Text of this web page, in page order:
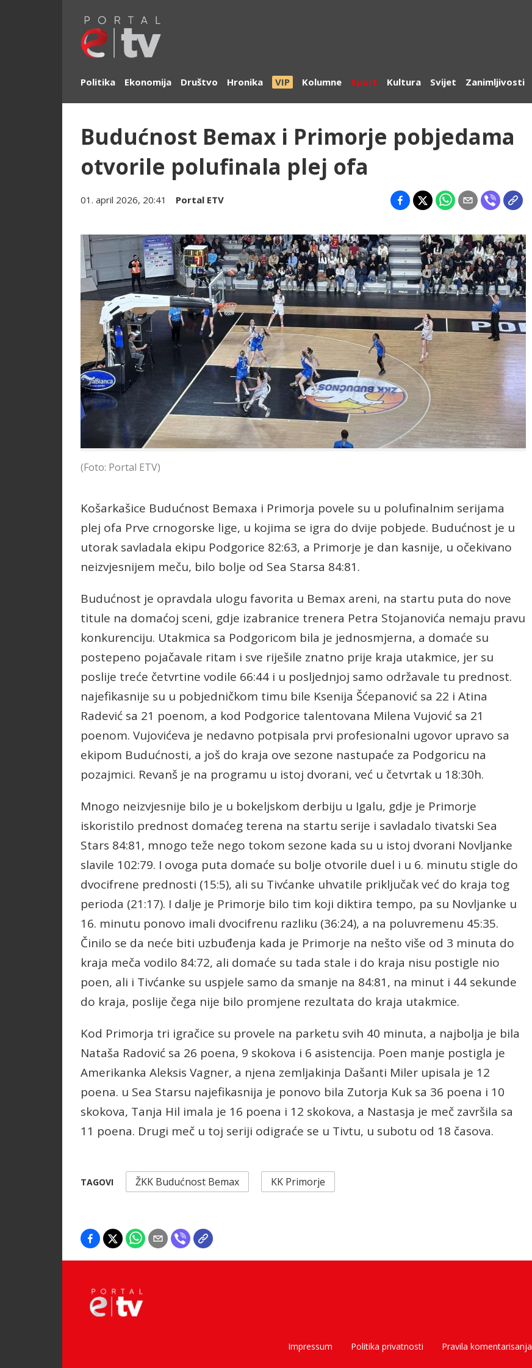
Politika Ekonomija Društvo Hronika VIP Kolumne Sport Kultura Svijet Zanimljivosti
Budućnost Bemax i Primorje pobjedama
otvorile polufinala plej ofa
01. april 2026, 20:41 Portal ETV
(Foto: Portal ETV)
Košarkašice Budućnost Bemaxa i Primorja povele su u polufinalnim serijama
plej ofa Prve crnogorske lige, u kojima se igra do dvije pobjede. Budućnost je u
utorak savladala ekipu Podgorice 82:63, a Primorje je dan kasnije, u očekivano
neizvjesnijem meču, bilo bolje od Sea Starsa 84:81.
Budućnost je opravdala ulogu favorita u Bemax areni, na startu puta do nove
titule na domaćoj sceni, gdje izabranice trenera Petra Stojanovića nemaju pravu
konkurenciju. Utakmica sa Podgoricom bila je jednosmjerna, a domaće su
postepeno pojačavale ritam i sve riješile znatno prije kraja utakmice, jer su
poslije treće četvrtine vodile 66:44 i u posljednjoj samo održavale tu prednost.
najefikasnije su u pobjedničkom timu bile Ksenija Šćepanović sa 22 i Atina
Radević sa 21 poenom, a kod Podgorice talentovana Milena Vujović sa 21
poenom. Vujovićeva je nedavno potpisala prvi profesionalni ugovor upravo sa
ekipom Budućnosti, a još do kraja ove sezone nastupaće za Podgoricu na
pozajmici. Revanš je na programu u istoj dvorani, već u četvrtak u 18:30h.
Mnogo neizvjesnije bilo je u bokeljskom derbiju u Igalu, gdje je Primorje
iskoristilo prednost domaćeg terena na startu serije i savladalo tivatski Sea
Stars 84:81, mnogo teže nego tokom sezone kada su u istoj dvorani Novljanke
slavile 102:79. I ovoga puta domaće su bolje otvorile duel i u 6. minutu stigle do
dvocifrene prednosti (15:5), ali su Tivćanke uhvatile priključak već do kraja tog
perioda (21:17). I dalje je Primorje bilo tim koji diktira tempo, pa su Novljanke u
16. minutu ponovo imali dvocifrenu razliku (36:24), a na poluvremenu 45:35.
Činilo se da neće biti uzbuđenja kada je Primorje na nešto više od 3 minuta do
kraja meča vodilo 84:72, ali domaće su tada stale i do kraja nisu postigle nio
poen, ali i Tivćanke su uspjele samo da smanje na 84:81, na minut i 44 sekunde
do kraja, poslije čega nije bilo promjene rezultata do kraja utakmice.
Kod Primorja tri igračice su provele na parketu svih 40 minuta, a najbolja je bila
Nataša Radović sa 26 poena, 9 skokova i 6 asistencija. Poen manje postigla je
Amerikanka Aleksis Vagner, a njena zemljakinja Dašanti Miler upisala je 12
poena. u Sea Starsu najefikasnija je ponovo bila Zutorja Kuk sa 36 poena i 10
skokova, Tanja Hil imala je 16 poena i 12 skokova, a Nastasja je meč završila sa
11 poena. Drugi meč u toj seriji odigraće se u Tivtu, u subotu od 18 časova.
TAGOVI ŽKK Budućnost Bemax KK Primorje
Impressum Politika privatnosti Pravila komentarisanja